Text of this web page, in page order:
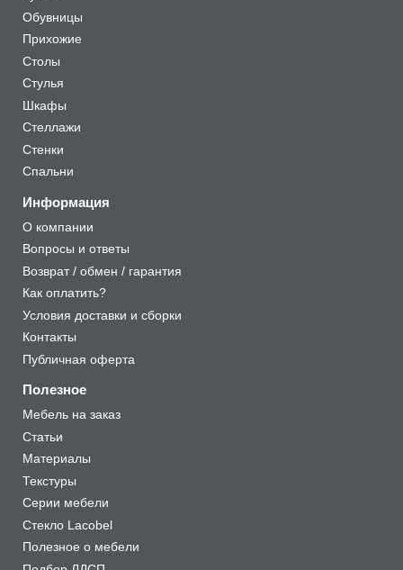
Обувницы
Прихожие
Столы
Стулья
Шкафы
Стеллажи
Стенки
Спальни
Информация
О компании
Вопросы и ответы
Возврат / обмен / гарантия
Как оплатить?
Условия доставки и сборки
Контакты
Публичная оферта
Полезное
Мебель на заказ
Статьи
Материалы
Текстуры
Серии мебели
Стекло Lacobel
Полезное о мебели